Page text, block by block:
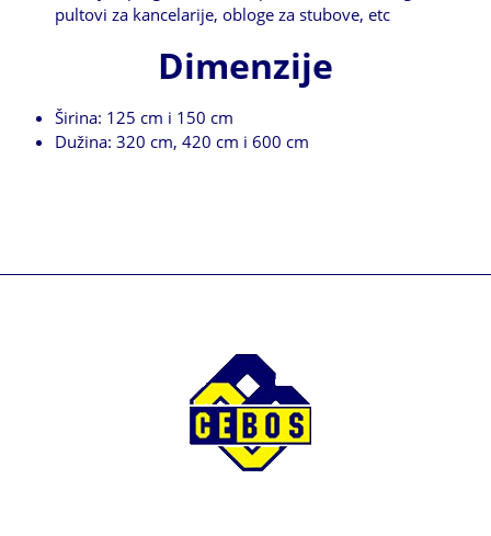
pultovi za kancelarije, obloge za stubove, etc
Dimenzije
Širina: 125 cm i 150 cm
Dužina: 320 cm, 420 cm i 600 cm